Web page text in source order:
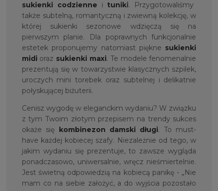
sukienki codzienne i tuniki. Przygotowaliśmy
także subtelną, romantyczną i zwiewną kolekcję, w
której sukienki sezonowe wdzięczą się na
pierwszym planie. Dla poprawnych funkcjonalnie
estetek proponujemy natomiast piękne sukienki
midi oraz sukienki maxi. Te modele fenomenalnie
prezentują się w towarzystwie klasycznych szpilek,
uroczych mini torebek oraz subtelnej i delikatnie
połyskującej biżuterii.
Cenisz wygodę w eleganckim wydaniu? W związku
z tym Twoim złotym przepisem na trendy sukces
okaże się kombinezon damski długi. To must-
have każdej kobiecej szafy. Niezależnie od tego, w
jakim wydaniu się prezentuje, to zawsze wygląda
ponadczasowo, uniwersalnie, wręcz nieśmiertelnie.
Jest świetną odpowiedzią na kobiecą panikę - „Nie
mam co na siebie założyć, a do wyjścia pozostało